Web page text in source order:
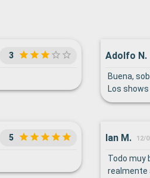
3 Adolfo N.
Buena,
Los
5 Ian M. 12/
Todo muy
realmente